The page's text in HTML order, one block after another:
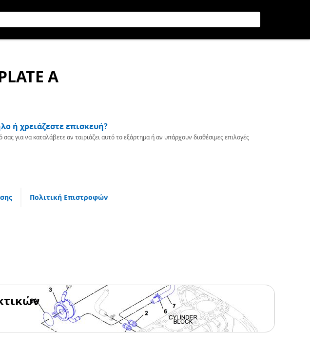
A
ή χρειάζεστε επισκευή?
για να καταλάβετε αν ταιριάζει αυτό το εξάρτημα ή αν υπάρχουν διαθέσιμες επιλογές
Πολιτική Επιστροφών